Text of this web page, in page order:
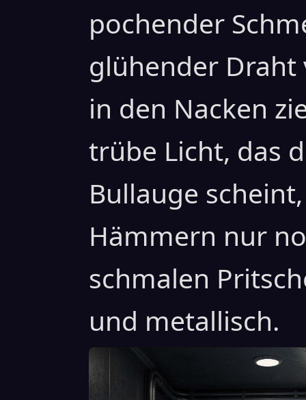
pochender
glühender
in den Nacken
trübe Licht, das
Bullauge
Hämmern nur
schmalen
und metallisch.